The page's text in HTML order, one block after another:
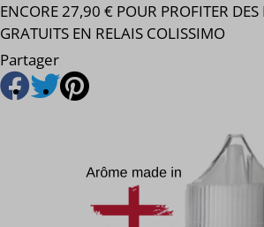
ENCORE 27,90 € POUR PROFITER DES
GRATUITS EN RELAIS COLISSIMO
Partager